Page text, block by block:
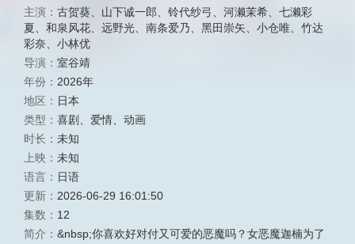
主演： 古贺葵 山下诚一郎 铃代纱弓 河濑茉希
七濑彩
夏
和泉风花 远野光 南条爱乃 黑田崇矢 小仓唯
竹达
彩奈
小林优
导演： 室谷靖
年份： 2026年
地区： 日本
类型： 喜剧 爱情
动画
时长： 未知
上映： 未知
语言： 日语
更新： 2026-06-29 16:01:50
集数： 12
简介： &nbsp;你喜欢好对付又可爱的恶魔吗？女恶魔迦楠为了